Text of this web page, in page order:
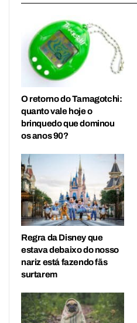
O retorno do Tamagotchi:
quanto vale hoje o
brinquedo que dominou
os anos 90?
Regra da Disney que
estava debaixo do nosso
nariz está fazendo fãs
surtarem